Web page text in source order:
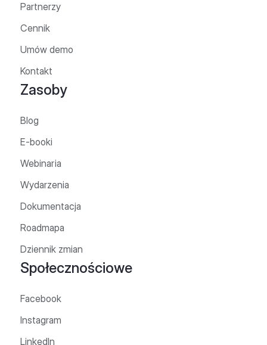
Partnerzy
Cennik
Umów demo
Kontakt
Zasoby
Blog
E-booki
Webinaria
Wydarzenia
Dokumentacja
Roadmapa
Dziennik zmian
Społecznościowe
Facebook
Instagram
LinkedIn